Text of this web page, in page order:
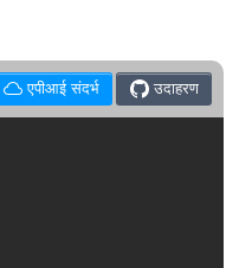
एपीआई संदर्भ उदाहरण